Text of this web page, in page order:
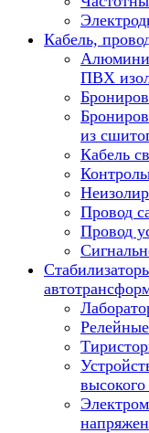
Кабель,
ПВХ
из
Кабель
Провод
Провод